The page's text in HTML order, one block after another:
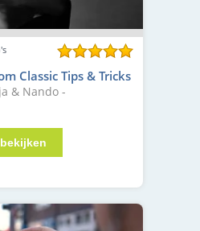
Classic Tips & Tricks
& Nando -